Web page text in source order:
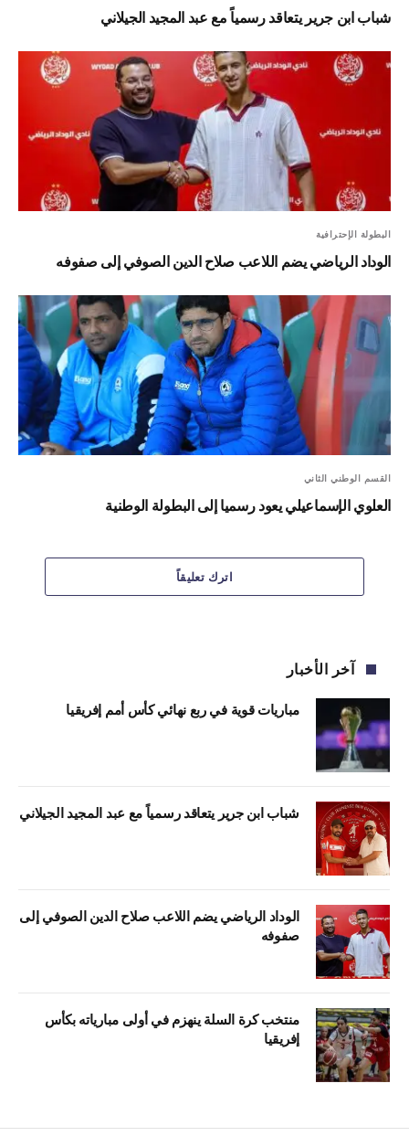
شباب ابن جرير يتعاقد رسمياً مع عبد المجيد الجيلاني
البطولة الإحترافية
الوداد الرياضي يضم اللاعب صلاح الدين الصوفي إلى صفوفه
القسم الوطني الثاني
العلوي الإسماعيلي يعود رسميا إلى البطولة الوطنية
اترك تعليقاً
آخر الأخبار
مباريات قوية في ربع نهائي كأس أمم إفريقيا
شباب ابن جرير يتعاقد رسمياً مع عبد المجيد الجيلاني
الوداد الرياضي يضم اللاعب صلاح الدين الصوفي إلى
صفوفه
منتخب كرة السلة ينهزم في أولى مبارياته بكأس
إفريقيا